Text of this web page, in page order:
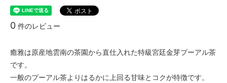
0 件のレビュー
癒雅は原産地雲南の茶園から直仕入れた特級宮廷金芽プーアル茶
です。
一般のプーアル茶よりはるかに上回る甘味とコクが特徴です。